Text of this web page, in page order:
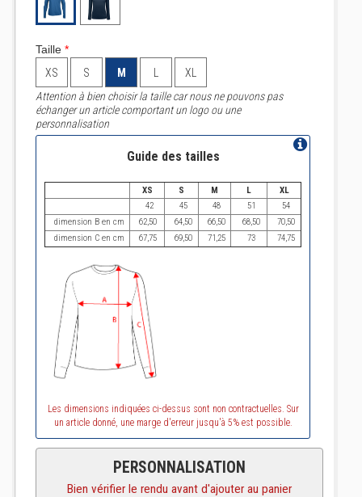
Taille *
XS
S M
XL
Attention à bien choisir la taille car nous ne pouvons pas
échanger un article comportant un logo ou une
personnalisation
Guide des tailles
XS S M L
XL
42
45 48 51
54
dimension B en cm
62,50 64,50 66,50 68,50
70,50
dimension C en cm
67,75 69,50 71,25 73 74,75
Les dimensions indiquées ci-dessus sont non contractuelles. Sur
un article donné, une marge d'erreur jusqu'à 5% est possible.
PERSONNALISATION
Bien vérifier le rendu avant d'ajouter au panier